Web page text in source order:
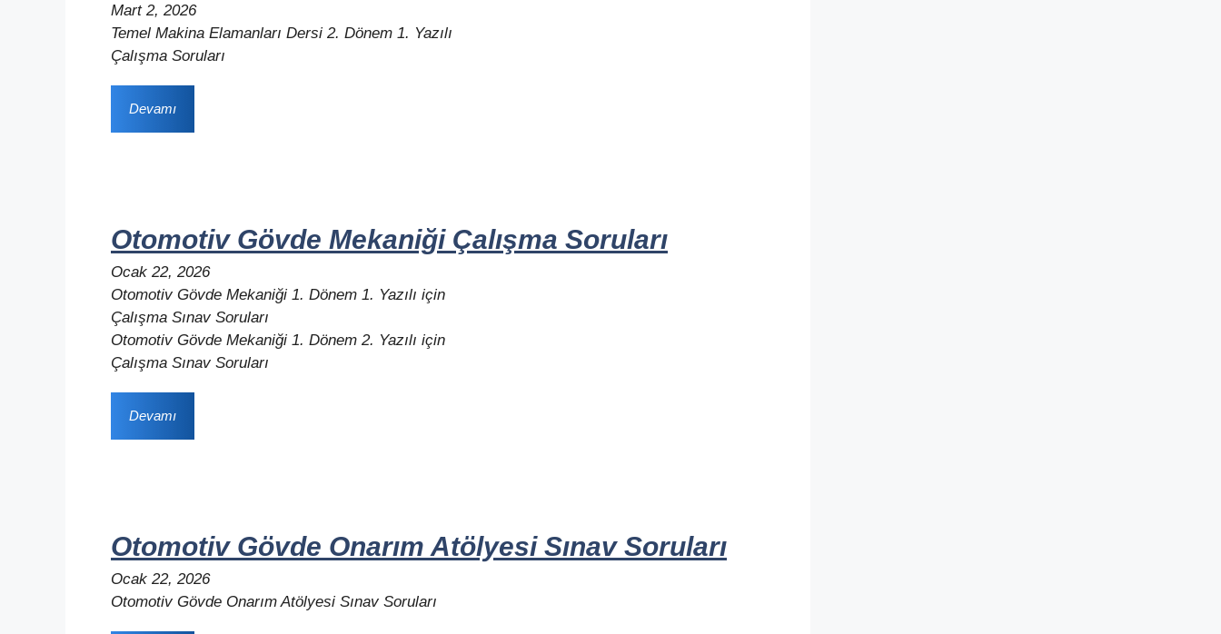
Mart 2, 2026
Temel Makina Elamanları Dersi 2. Dönem 1. Yazılı
Çalışma Soruları
Devamı
Otomotiv Gövde Mekaniği Çalışma Soruları
Ocak 22, 2026
Otomotiv Gövde Mekaniği 1. Dönem 1. Yazılı için
Çalışma Sınav Soruları
Otomotiv Gövde Mekaniği 1. Dönem 2. Yazılı için
Çalışma Sınav Soruları
Devamı
Otomotiv Gövde Onarım Atölyesi Sınav Soruları
Ocak 22, 2026
Otomotiv Gövde Onarım Atölyesi Sınav Soruları